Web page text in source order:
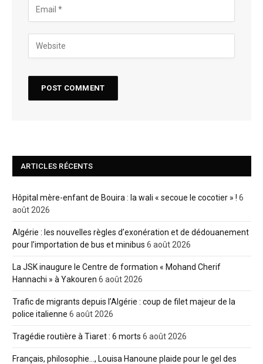
ARTICLES RÉCENTS
Hôpital mère-enfant de Bouira : la wali « secoue le cocotier » ! 6
août 2026
Algérie : les nouvelles règles d’exonération et de dédouanement
pour l’importation de bus et minibus 6 août 2026
La JSK inaugure le Centre de formation « Mohand Cherif
Hannachi » à Yakouren 6 août 2026
Trafic de migrants depuis l’Algérie : coup de filet majeur de la
police italienne 6 août 2026
Tragédie routière à Tiaret : 6 morts 6 août 2026
Français, philosophie…, Louisa Hanoune plaide pour le gel des